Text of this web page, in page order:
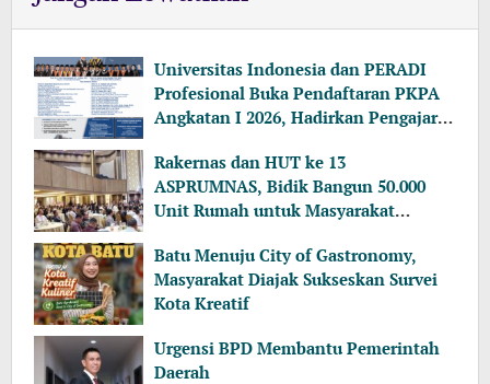
Universitas Indonesia dan PERADI
Profesional Buka Pendaftaran PKPA
Angkatan I 2026, Hadirkan Pengajar
Rakernas dan HUT ke 13
ASPRUMNAS, Bidik Bangun 50.000
Unit Rumah untuk Masyarakat
Batu Menuju City of Gastronomy,
Masyarakat Diajak Sukseskan Survei
Kota Kreatif
Urgensi BPD Membantu Pemerintah
Daerah